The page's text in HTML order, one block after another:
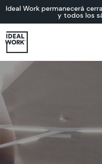
Ideal Work permanecerá
y todos los